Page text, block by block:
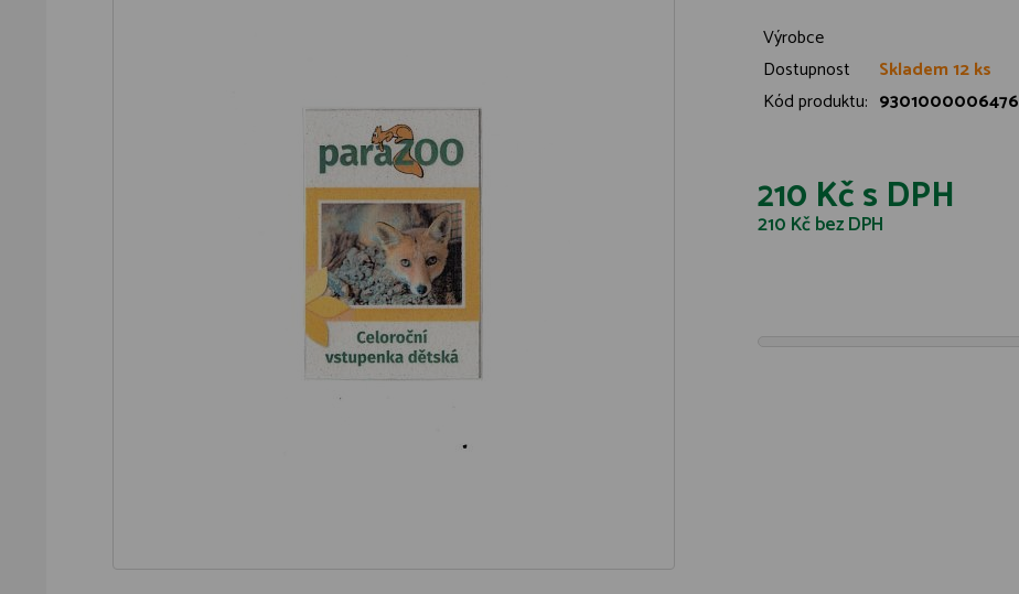
Výrobce
Dostupnost
Skladem 12 ks
Kód produktu: 9301000006476
210 Kčs DPH
210 Kčbez DPH